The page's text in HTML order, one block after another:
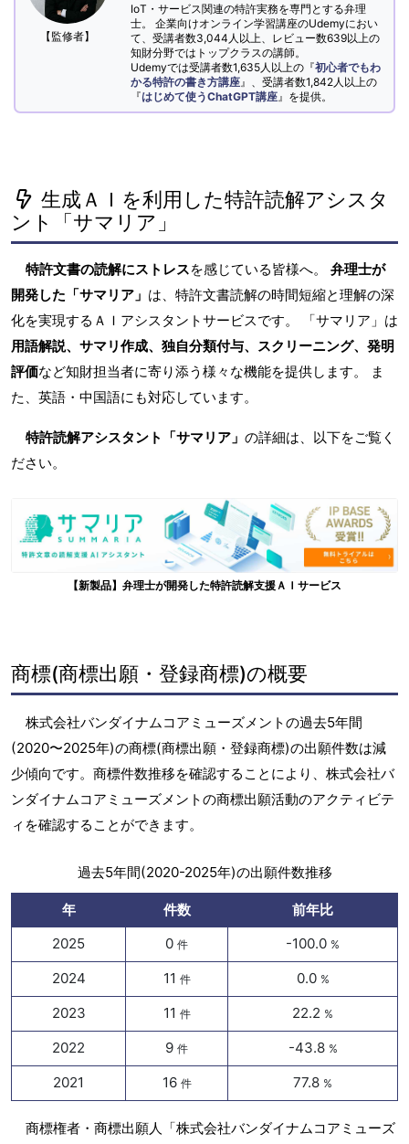
【監修者】
IoT・サービス関連の特許実務を専門とする弁理
士。 企業向けオンライン学習講座のUdemyにおい
て、受講者数3,044人以上、レビュー数639以上の
知財分野ではトップクラスの講師。
Udemyでは受講者数1,635人以上の『初心者でもわ
かる特許の書き方講座 』、受講者数1,842人以上の
『はじめて使うChatGPT講座 』を提供。
生成ＡＩを利用した特許読解アシスタ
ント「サマリア」
特許文書の読解にストレスを感じている皆様へ。 弁理士が
開発した「サマリア」 は、特許文書読解の時間短縮と理解の深
化を実現するＡＩアシスタントサービスです。 「サマリア」は
用語解説、サマリ作成、独自分類付与、スクリーニング、発明
評価など知財担当者に寄り添う様々な機能を提供します。 ま
た、英語・中国語にも対応しています。
特許読解アシスタント「サマリア」 の詳細は、以下をご覧く
ださい。
【新製品】弁理士が開発した特許読解支援ＡＩサービス
商標(商標出願・登録商標)の概要
株式会社バンダイナムコアミューズメントの過去5年間
(2020〜2025年)の商標(商標出願・登録商標)の出願件数は減
少傾向です。商標件数推移を確認することにより、株式会社バ
ンダイナムコアミューズメントの商標出願活動のアクティビテ
ィを確認することができます。
過去5年間(2020-2025年)の出願件数推移
年 件数
前年比
2025
0 件 -100.0 %
2024 11 件 0.0 %
2023 11 件 22.2 %
2022 9 件 -43.8 %
2021 16 件 77.8 %
商標権者・商標出願人「株式会社バンダイナムコアミューズ